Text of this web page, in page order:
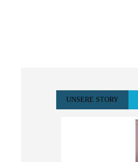
UNSERE STORY